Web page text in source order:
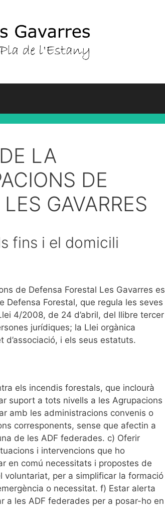
LA
DE
GAVARRES
fins i el domicili
de Defensa Forestal Les Gavarres es
Defensa Forestal, que regula les seves
4/2008, de 24 d’abril, del llibre tercer
jurídiques; la Llei orgànica
i els seus estatuts.
els incendis forestals, que inclourà
suport a tots nivells a les Agrupacions
amb les administracions convenis o
corresponents, sense que afectin a
de les ADF federades. c) Oferir
i intervencions que ho
en comú necessitats i propostes de
per a simplificar la formació
o necessitat. f) Estar alerta
a les ADF federades per a posar-ho en